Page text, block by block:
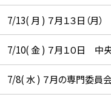
7/13( 月 ) ７月１３日（月
7/10( 金 ) ７月１０日 中
7/8( 水 ) ７月の専門委員